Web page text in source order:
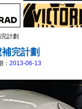
計劃
完計劃
： 2013-06-13